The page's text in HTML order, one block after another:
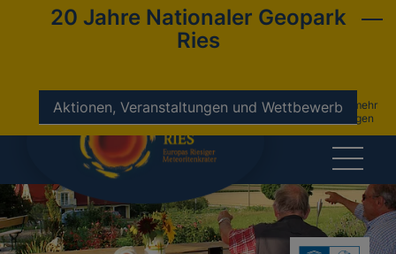
20 Jahre Nationaler Geopark
Ries
Aktionen, Veranstaltungen und Wettbewerbnicht mehr
anzeigen